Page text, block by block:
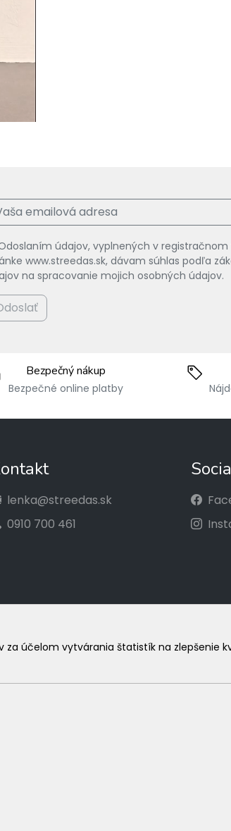
údajov, vyplnených v
www.streedas.sk, dávam súhlas podľa
na spracovanie mojich osobných údajov.
Bezpečný nákup
Bezpečné online platby
účelom vytvárania štatistík na zlepšenie
lenka@streedas.sk
0910 700 461